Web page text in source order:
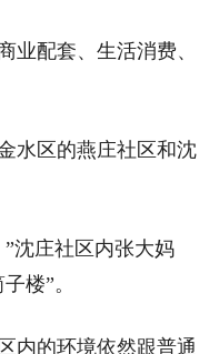
配套、生活消费、
水区的燕庄社区和沈
沈庄社区内张大妈
楼”。
的环境依然跟普通